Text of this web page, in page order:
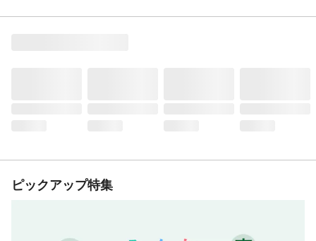
ピックアップ特集